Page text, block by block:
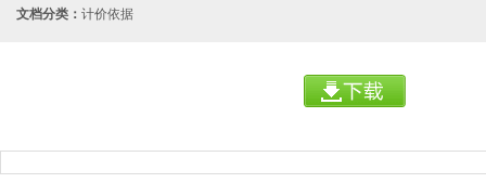
文档分类： 计价依据